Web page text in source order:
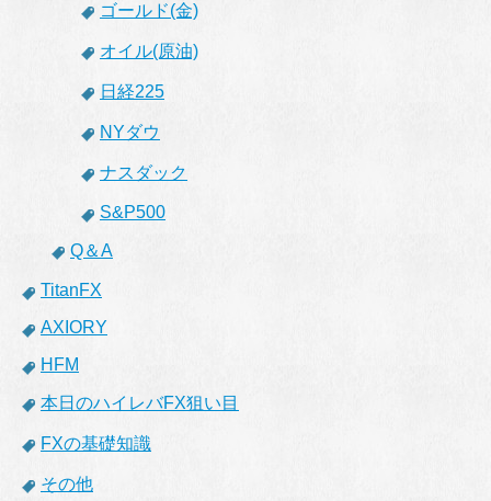
ゴールド(金)
オイル(原油)
日経225
NYダウ
ナスダック
S&P500
Q＆A
TitanFX
AXIORY
HFM
本日のハイレバFX狙い目
FXの基礎知識
その他